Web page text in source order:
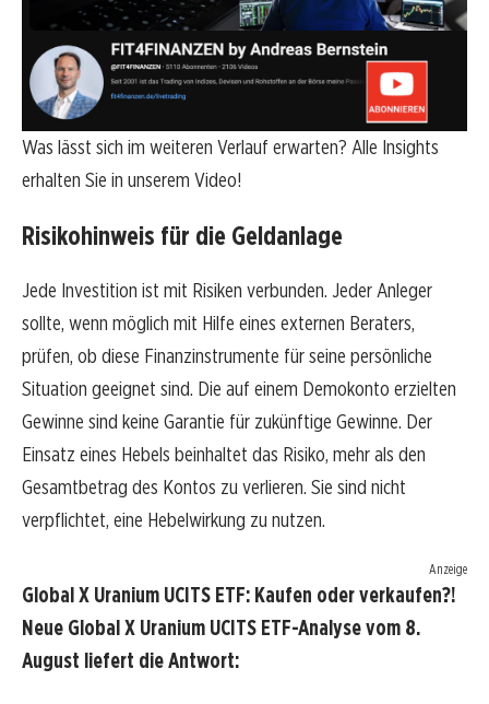
Was lässt sich im weiteren Verlauf erwarten? Alle Insights
erhalten Sie in unserem Video!
Risikohinweis für die Geldanlage
Jede Investition ist mit Risiken verbunden. Jeder Anleger
sollte, wenn möglich mit Hilfe eines externen Beraters,
prüfen, ob diese Finanzinstrumente für seine persönliche
Situation geeignet sind. Die auf einem Demokonto erzielten
Gewinne sind keine Garantie für zukünftige Gewinne. Der
Einsatz eines Hebels beinhaltet das Risiko, mehr als den
Gesamtbetrag des Kontos zu verlieren. Sie sind nicht
verpflichtet, eine Hebelwirkung zu nutzen.
Anzeige
Global X Uranium UCITS ETF: Kaufen oder verkaufen?!
Neue Global X Uranium UCITS ETF-Analyse vom 8.
August liefert die Antwort: